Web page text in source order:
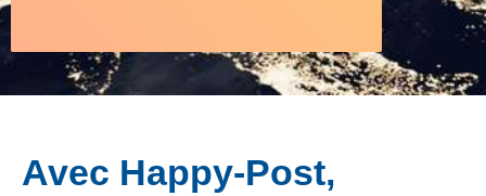
Avec Happy-Post,